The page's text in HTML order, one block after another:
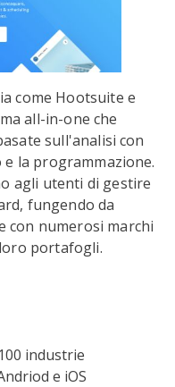
come Hootsuite e
all-in-one che
sull'analisi con
la programmazione.
agli utenti di gestire
fungendo da
con numerosi marchi
portafogli.
industrie
e iOS